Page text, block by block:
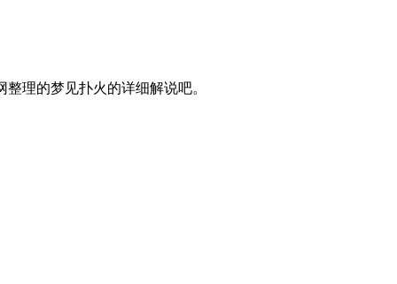
理的梦见扑火的详细解说吧。